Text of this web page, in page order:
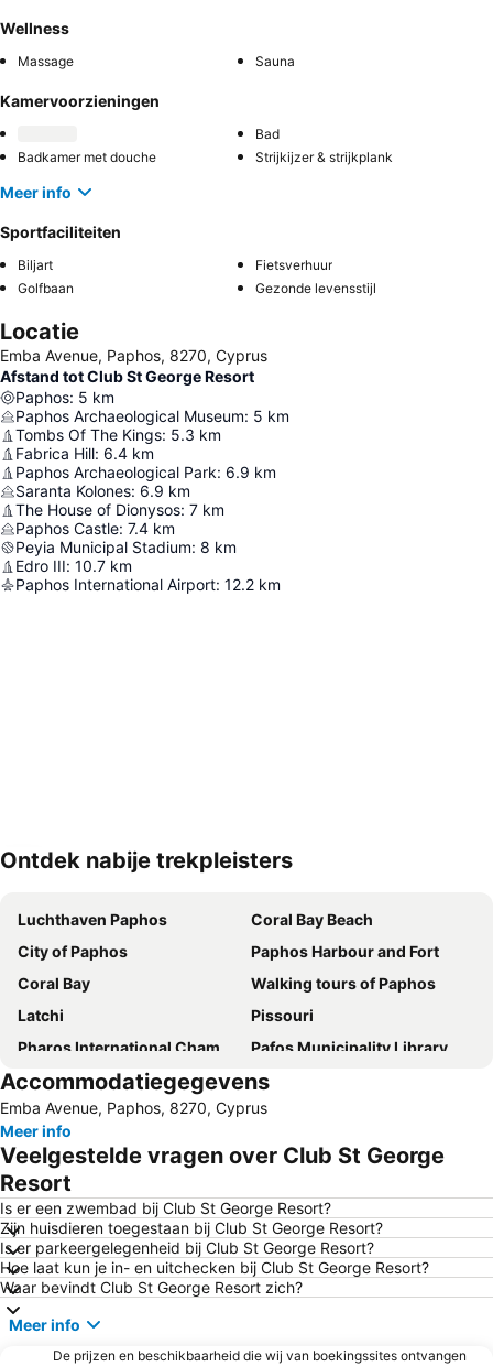
Wellness
Massage Sauna
Kamervoorzieningen
Bad
Badkamer met douche
Strijkijzer & strijkplank
Meer info
Sportfaciliteiten
Biljart
Fietsverhuur
Golfbaan
Gezonde levensstijl
Locatie
Emba Avenue, Paphos, 8270, Cyprus
Afstand tot Club St George Resort
Paphos: 5 km
Paphos Archaeological Museum: 5 km
Tombs Of The Kings: 5.3 km
Fabrica Hill: 6.4 km
Paphos Archaeological Park: 6.9 km
Saranta Kolones: 6.9 km
The House of Dionysos: 7 km
Paphos Castle: 7.4 km
Peyia Municipal Stadium: 8 km
Edro III: 10.7 km
Paphos International Airport: 12.2 km
Kaart uitvouwen
Ontdek nabije trekpleisters
Luchthaven Paphos
Coral Bay Beach
City of Paphos
Paphos Harbour and Fort
Coral Bay
Walking tours of Paphos
Latchi
Pissouri
Pharos International Chamber Music Festival
Pafos Municipality Library
Pafos Aphrodite Festival
Saint Rafael’s Day - Pomos
Pachyammos Beach
Town Hall of Pafos
Tombs of the Kings
Aphrodite Hills Golf
Beach of Camping Area
Ethnographical Museum of Pafos
Geroskipou Beach
Paphos' Amargeti
Kalopanagiotis
The Retreat
Alykes
Mandria
FolKloric Museum of Pedoulas
Accommodatiegegevens
Emba Avenue, Paphos, 8270, Cyprus
Meer info
Veelgestelde vragen over Club St George
Resort
Is er een zwembad bij Club St George Resort?
Zijn huisdieren toegestaan bij Club St George Resort?
Is er parkeergelegenheid bij Club St George Resort?
Hoe laat kun je in- en uitchecken bij Club St George Resort?
Waar bevindt Club St George Resort zich?
Meer info
De prijzen en beschikbaarheid die wij van boekingssites ontvangen